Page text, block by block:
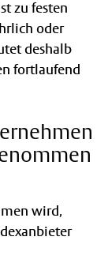
zu festen
oder
deshalb
fortlaufend
wird,